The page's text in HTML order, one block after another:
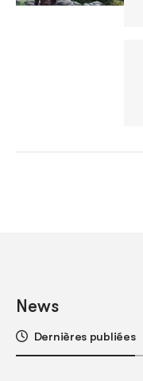
News
Dernières publiées